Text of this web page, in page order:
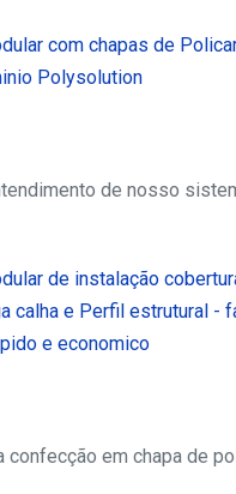
de nosso
em chapa de